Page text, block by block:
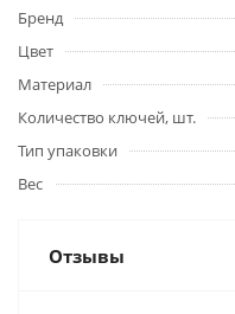
Бренд
Цвет
Материал
Количество ключей, шт.
Тип упаковки
Вес
Отзывы